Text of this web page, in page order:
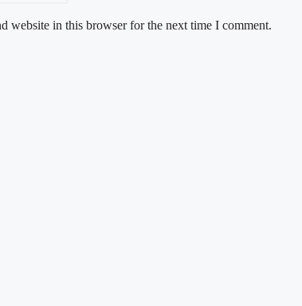
website in this browser for the next time I comment.